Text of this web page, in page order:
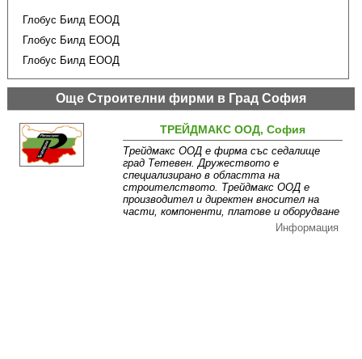
Глобус Билд ЕООД
Глобус Билд ЕООД
Глобус Билд ЕООД
Още Строителни фирми в Град София
ТРЕЙДМАКС ООД, София
Трейдмакс ООД е фирма със седалище
град Тетевен. Дружеството е
специализирано в областта на
строителството. Трейдмакс ООД е
производител и директен вносител на
части, компоненти, платове и оборудване
Информация